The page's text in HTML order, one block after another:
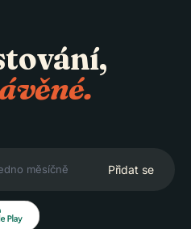
Přidat se